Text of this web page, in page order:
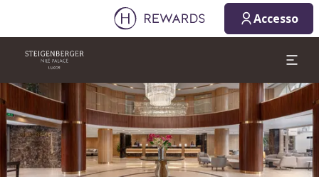
Accesso
Diapositiva 1 di 1